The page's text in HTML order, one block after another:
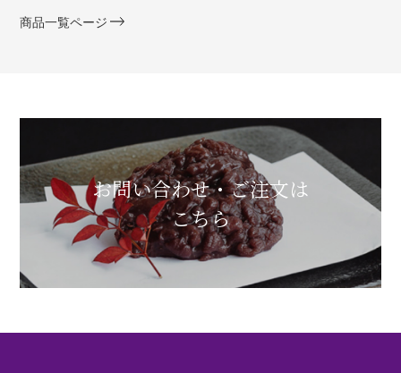
商品一覧ページ
お問い合わせ・ご注文は
こちら